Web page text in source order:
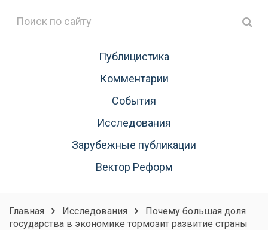
Публицистика
Комментарии
События
Исследования
Зарубежные публикации
Вектор Реформ
Главная Исследования
Почему большая доля
государства в экономике тормозит развитие страны